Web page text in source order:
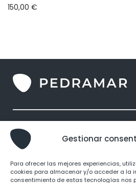
Gestionar
Para ofrecer las mejores experiencias,
cookies para almacenar y/o acceder a la
consentimiento de estas tecnologías nos
150,00 €
Anillos
Collares
Pendientes